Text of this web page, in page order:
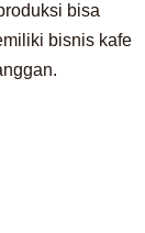
bisa
bisnis kafe